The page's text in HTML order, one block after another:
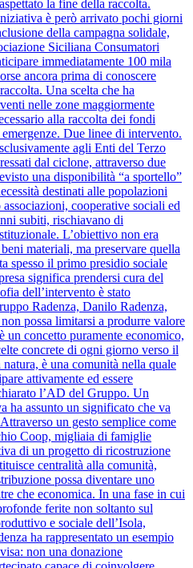
la fine della raccolta.
è però arrivato pochi giorni
della campagna solidale,
Siciliana Consumatori
immediatamente 100 mila
ancora prima di conoscere
Una scelta che ha
nelle zone maggiormente
alla raccolta dei fondi
Due linee di intervento.
agli Enti del Terzo
dal ciclone, attraverso due
una disponibilità “a sportello”
destinati alle popolazioni
cooperative sociali ed
subiti, rischiavano di
L’obiettivo non era
materiali, ma preservare quella
spesso il primo presidio sociale
significa prendersi cura del
dell’intervento è stato
Radenza, Danilo Radenza,
possa limitarsi a produrre valore
un concetto puramente economico,
concrete di ogni giorno verso il
è una comunità nella quale
attivamente ed essere
l’AD del Gruppo. Un
ha assunto un significato che va
un gesto semplice come
Coop, migliaia di famiglie
di un progetto di ricostruzione
centralità alla comunità,
possa diventare uno
che economica. In una fase in cui
ferite non soltanto sul
e sociale dell’Isola,
ha rappresentato un esempio
non una donazione